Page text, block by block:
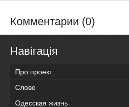
Комментарии (0)
Навігація
Про проект
Слово
Одесская жизнь